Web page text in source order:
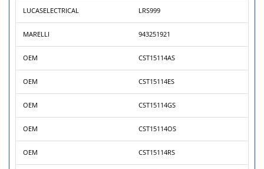
LUCASELECTRICAL LRS999
MARELLI 943251921
OEM CST15114AS
OEM CST15114ES
OEM CST15114GS
OEM CST15114OS
OEM CST15114RS